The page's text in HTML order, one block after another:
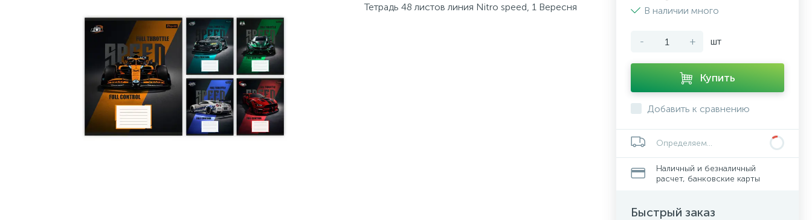
Тетрадь 48 листов линия Nitro speed, 1 Вересня
В наличии много
- + шт
Купить
Добавить к сравнению
Определяем...
Наличный и безналичный
расчет, банковские карты
Быстрый заказ